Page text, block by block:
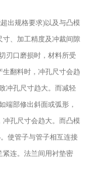
出规格要求)以及与凸模
寸、加工精度及冲裁间隙
刃口磨损时，材料所受
翻料时，冲孔尺寸会趋
冲孔尺寸趋大。而减轻
端部修出斜面或弧形，
冲孔尺寸会趋大。而凸模
使管子与管子相互连接
紧连。法兰间用衬垫密